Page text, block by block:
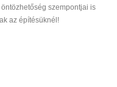
szempontjai is
az építésüknél!